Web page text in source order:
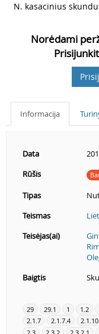
N. kasacinius
Norėdami
Informacija
Data
Rūšis
Tipas
Teismas
Teisėjas(ai)
Baigtis
29 29.1 1 1.2
2.1.7
2.1.7.4 2.1.10